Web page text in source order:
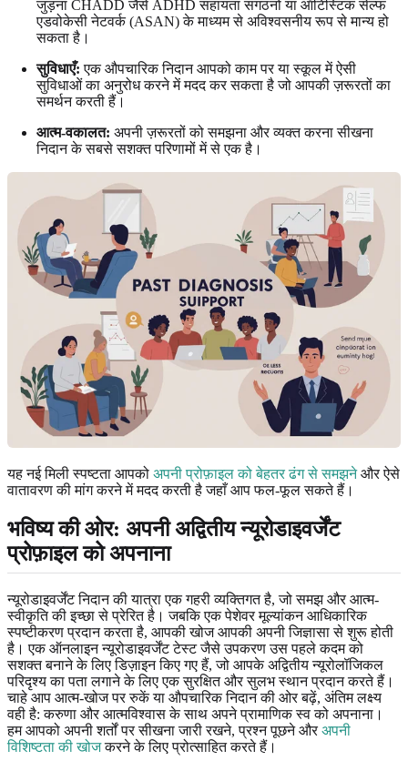
जुड़ना CHADD जैसे ADHD सहायता संगठनों या ऑटिस्टिक सेल्फ
एडवोकेसी नेटवर्क (ASAN) के माध्यम से अविश्वसनीय रूप से मान्य हो
सकता है।
सुविधाएँ: एक औपचारिक निदान आपको काम पर या स्कूल में ऐसी
सुविधाओं का अनुरोध करने में मदद कर सकता है जो आपकी ज़रूरतों का
समर्थन करती हैं।
आत्म-वकालत: अपनी ज़रूरतों को समझना और व्यक्त करना सीखना
निदान के सबसे सशक्त परिणामों में से एक है।
यह नई मिली स्पष्टता आपको अपनी प्रोफ़ाइल को बेहतर ढंग से समझनेऔर ऐसे
वातावरण की मांग करने में मदद करती है जहाँ आप फल-फूल सकते हैं।
भविष्य की ओर: अपनी अद्वितीय न्यूरोडाइवर्जेंट
प्रोफ़ाइल को अपनाना
न्यूरोडाइवर्जेंट निदान की यात्रा एक गहरी व्यक्तिगत है, जो समझ और आत्म-
स्वीकृति की इच्छा से प्रेरित है। जबकि एक पेशेवर मूल्यांकन आधिकारिक
स्पष्टीकरण प्रदान करता है, आपकी खोज आपकी अपनी जिज्ञासा से शुरू होती
है। एक ऑनलाइन न्यूरोडाइवर्जेंट टेस्ट जैसे उपकरण उस पहले कदम को
सशक्त बनाने के लिए डिज़ाइन किए गए हैं, जो आपके अद्वितीय न्यूरोलॉजिकल
परिदृश्य का पता लगाने के लिए एक सुरक्षित और सुलभ स्थान प्रदान करते हैं।
चाहे आप आत्म-खोज पर रुकें या औपचारिक निदान की ओर बढ़ें, अंतिम लक्ष्य
वही है: करुणा और आत्मविश्वास के साथ अपने प्रामाणिक स्व को अपनाना।
हम आपको अपनी शर्तों पर सीखना जारी रखने, प्रश्न पूछने औरअपनी
विशिष्टता की खोजकरने के लिए प्रोत्साहित करते हैं।